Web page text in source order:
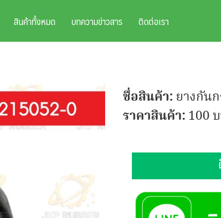
สินค้าทั้งหมด บทความข่าวสาร ติดต่อเรา
ชื่อสินค้า: ยางกัน
ราคาสินค้า: 100